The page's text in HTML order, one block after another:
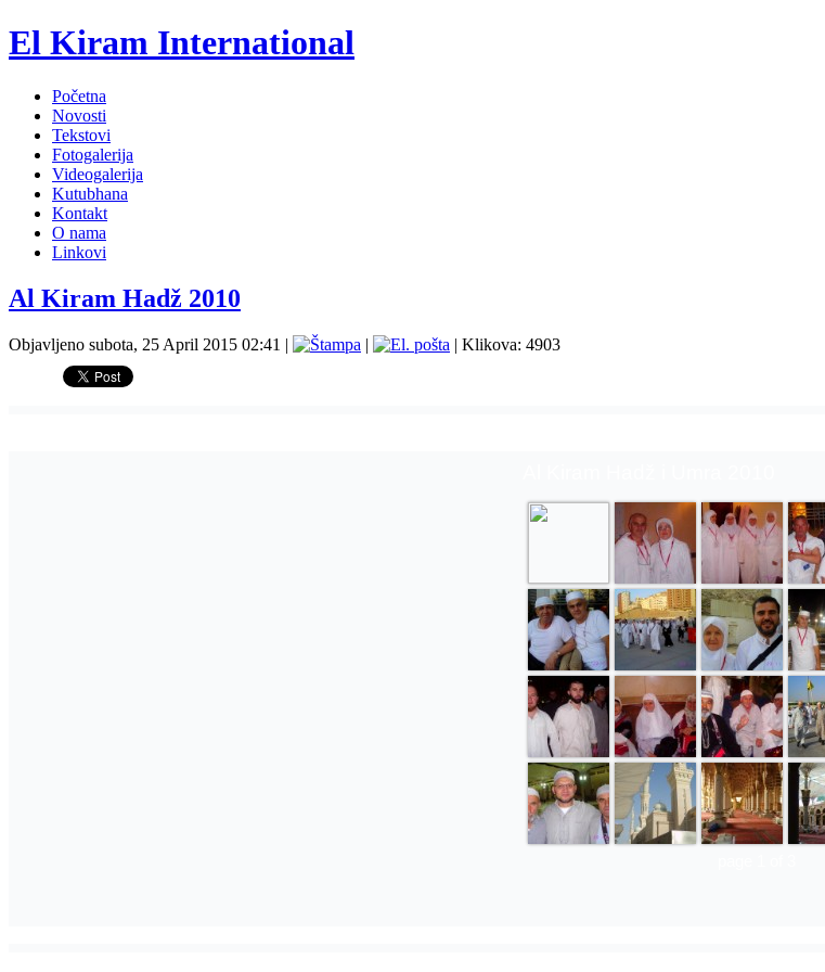
El Kiram International
Početna
Novosti
Tekstovi
Fotogalerija
Videogalerija
Kutubhana
Kontakt
O nama
Linkovi
Al Kiram Hadž 2010
Objavljeno subota, 25 April 2015 02:41 | | | Klikova: 4903